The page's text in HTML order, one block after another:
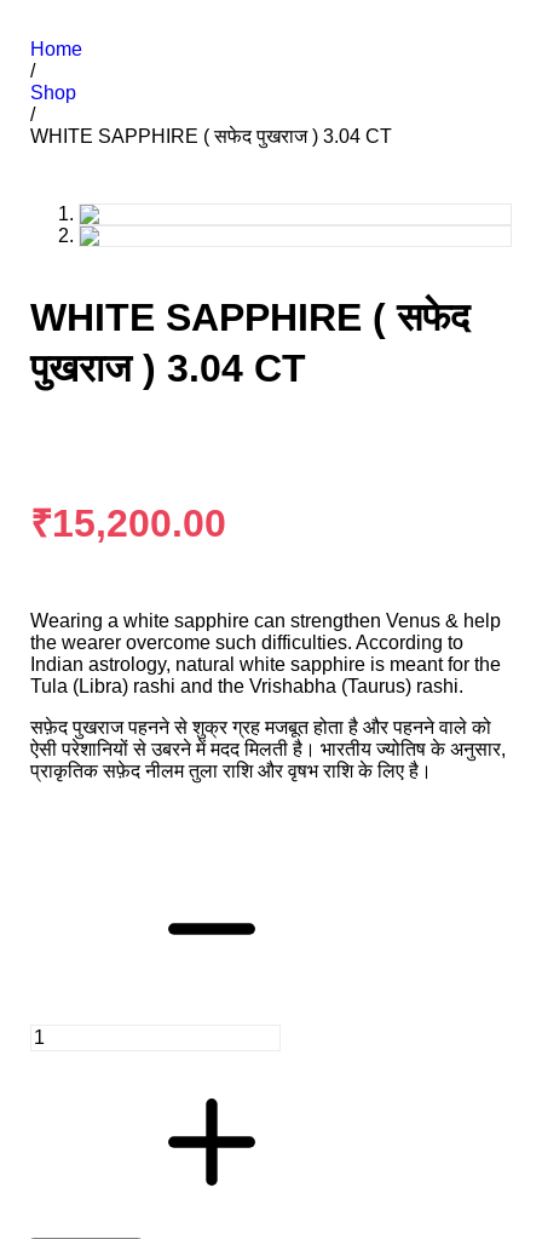
Home
/
Shop
/
WHITE SAPPHIRE ( सफेद पुखराज ) 3.04 CT
WHITE SAPPHIRE ( सफेद
पुखराज ) 3.04 CT
₹15,200.00
Wearing a white sapphire can strengthen Venus & help
the wearer overcome such difficulties. According to
Indian astrology, natural white sapphire is meant for the
Tula (Libra) rashi and the Vrishabha (Taurus) rashi.
सफ़ेद पुखराज पहनने से शुक्र ग्रह मजबूत होता है और पहनने वाले को
ऐसी परेशानियों से उबरने में मदद मिलती है। भारतीय ज्योतिष के अनुसार,
प्राकृतिक सफ़ेद नीलम तुला राशि और वृषभ राशि के लिए है।